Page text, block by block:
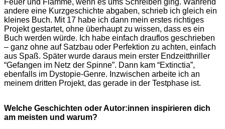
andere eine Kurzgeschichte abgaben, schrieb ich gleich ein
kleines Buch. Mit 17 habe ich dann mein erstes richtiges
Projekt gestartet, ohne überhaupt zu wissen, dass es ein
Buch werden würde. Ich habe einfach drauflos geschrieben
– ganz ohne auf Satzbau oder Perfektion zu achten, einfach
aus Spaß. Später wurde daraus mein erster Endzeitthriller
“Gefangen im Netz der Spinne”. Dann kam “Extinctia”,
ebenfalls im Dystopie-Genre. Inzwischen arbeite ich an
meinem dritten Projekt, das gerade in der Testphase ist.
Welche Geschichten oder Autor:innen inspirieren dich
am meisten und warum?